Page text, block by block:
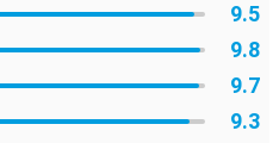
9.5
9.8
9.7
9.3